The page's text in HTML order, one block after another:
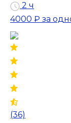
2 ч
4000 ₽ за
(36)